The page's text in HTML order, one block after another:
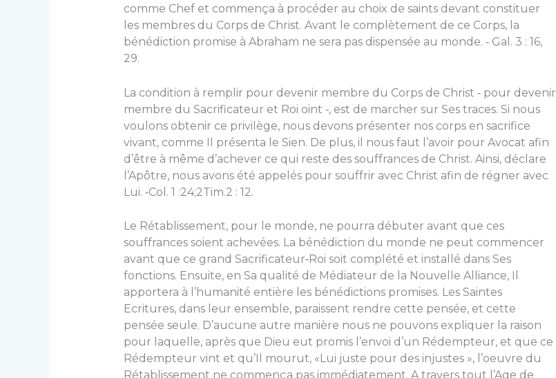
comme Chef et commença à procéder au choix de saints devant constituer
les membres du Corps de Christ. Avant le complètement de ce Corps, la
bénédiction promise à Abraham ne sera pas dispensée au monde. ‑ Gal. 3 : 16,
29.
La condition à remplir pour devenir membre du Corps de Christ ‑ pour devenir
membre du Sacrificateur et Roi oint ‑, est de marcher sur Ses traces. Si nous
voulons obtenir ce privilège, nous devons présenter nos corps en sacrifice
vivant, comme Il présenta le Sien. De plus, il nous faut l’avoir pour Avocat afin
d’être à même d’achever ce qui reste des souffrances de Christ. Ainsi, déclare
l’Apôtre, nous avons été appelés pour souffrir avec Christ afin de régner avec
Lui. ‑Col. 1 :24;2Tim.2 : 12.
Le Rétablissement, pour le monde, ne pourra débuter avant que ces
souffrances soient achevées. La bénédiction du monde ne peut commencer
avant que ce grand Sacrificateur‑Roi soit complété et installé dans Ses
fonctions. Ensuite, en Sa qualité de Médiateur de la Nouvelle Alliance, Il
apportera à l’humanité entière les bénédictions promises. Les Saintes
Ecritures, dans leur ensemble, paraissent rendre cette pensée, et cette
pensée seule. D’aucune autre manière nous ne pouvons expliquer la raison
pour laquelle, après que Dieu eut promis l’envoi d’un Rédempteur, et que ce
Rédempteur vint et qu’Il mourut, «Lui juste pour des injustes », l’oeuvre du
Rétablissement ne commença pas immédiatement. A travers tout l’Age de